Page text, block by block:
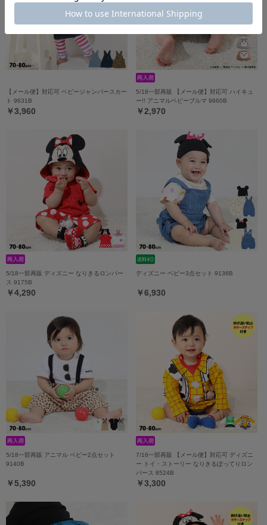
【メール便】対応可 ベビージャンパースカー
ト 9631B
￥3,960
5/18一部再販 【メール便】対応可 ハイキュ
ー!! アニマルベビーブルマ 9860B
￥2,970
5/18一部再販 ディズニー なりきるロンパー
ス 9175B
￥4,290
ディズニー ベビー3点セット 9136B
￥6,930
5/18一部再販 アニマル ベビー2点セット
9140B
￥5,390
7/16一部再販 【メール便】対応可 ディズニ
ー トイ・ストーリー なりきるぽってりロン
パース 8524B
￥3,300